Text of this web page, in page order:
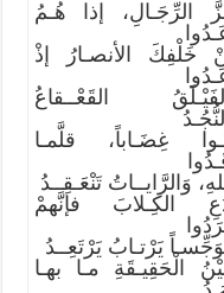
الرِّجَـالِ، إذا هُـمُ
خَلْفِكَ الأنصـارُ إذْ
القَعْــقاعُ
غِضَـاباً، قلَّمـا
وَالرَّايــاتُ تَنْعَـقِــدُ
الكِـلابَ فإنَّهمْ
يَرْتـابُ يَرْتَعِــدُ
الْحَقِيـقَةِ مـا بهـا